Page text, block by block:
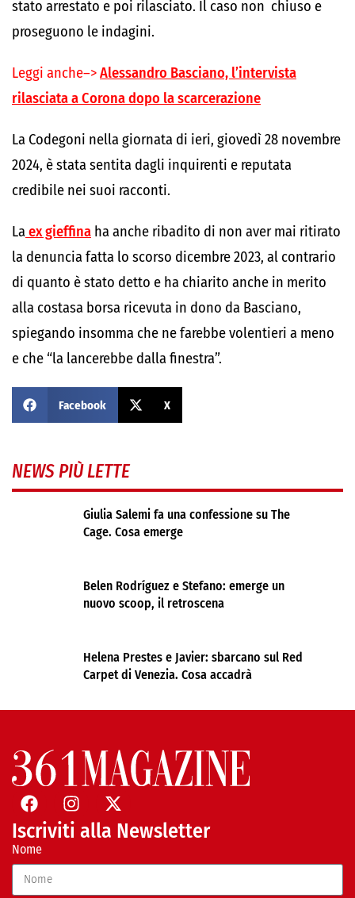
stato arrestato e poi rilasciato. Il caso non chiuso e
proseguono le indagini.
Leggi anche–>Alessandro Basciano, l’intervista
rilasciata a Corona dopo la scarcerazione
La Codegoni nella giornata di ieri, giovedì 28 novembre
2024, è stata sentita dagli inquirenti e reputata
credibile nei suoi racconti.
La ex gieffina ha anche ribadito di non aver mai ritirato
la denuncia fatta lo scorso dicembre 2023, al contrario
di quanto è stato detto e ha chiarito anche in merito
alla costasa borsa ricevuta in dono da Basciano,
spiegando insomma che ne farebbe volentieri a meno
e che “la lancerebbe dalla finestra”.
Facebook X
NEWS PIÙ LETTE
Giulia Salemi fa una confessione su The
Cage. Cosa emerge
Belen Rodríguez e Stefano: emerge un
nuovo scoop, il retroscena
Helena Prestes e Javier: sbarcano sul Red
Carpet di Venezia. Cosa accadrà
Iscriviti alla Newsletter
Nome